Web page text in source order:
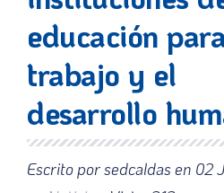
educación
trabajo y el
desarrollo
Escrito por sedcaldas en 02